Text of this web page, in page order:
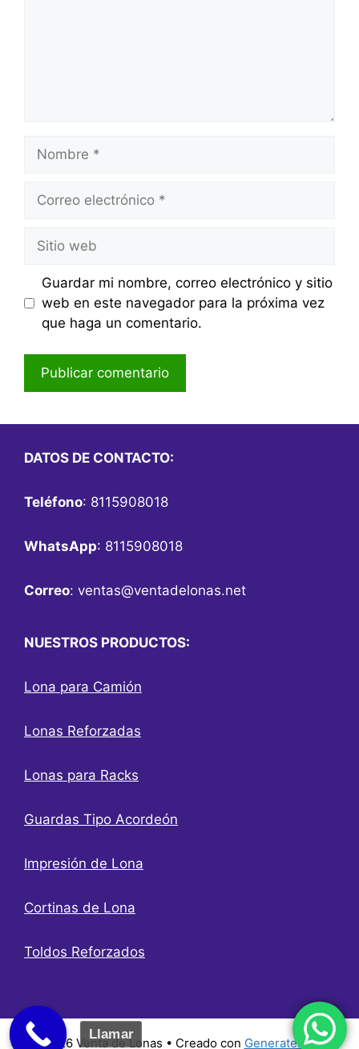
Nombre
Correo
Sitio
web
Guardar mi nombre, correo electrónico y sitio
web en este navegador para la próxima vez
que haga un comentario.
DATOS DE CONTACTO:
Teléfono: 8115908018
WhatsApp: 8115908018
Correo: ventas@ventadelonas.net
NUESTROS PRODUCTOS:
Lona para Camión
Lonas Reforzadas
Lonas para Racks
Guardas Tipo Acordeón
Impresión de Lona
Cortinas de Lona
Toldos Reforzados
© 2026 Venta de Lonas • Creado con GeneratePress
Llamar